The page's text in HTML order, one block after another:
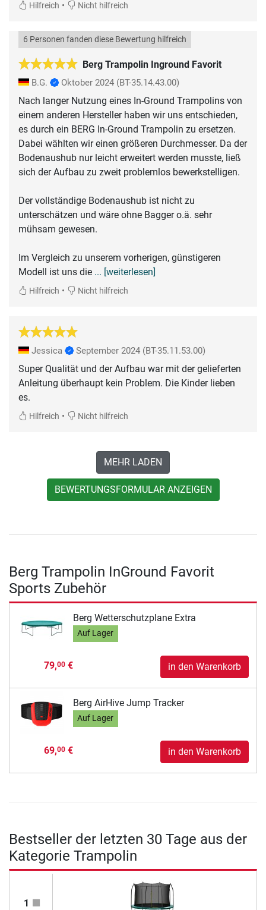
Hilfreich • Nicht hilfreich
Berg Trampolin Inground Favorit
6 Personen fanden diese Bewertung hilfreich
B.G. Oktober 2024 (BT-35.14.43.00)
Nach langer Nutzung eines In-Ground Trampolins von
einem anderen Hersteller haben wir uns entschieden,
es durch ein BERG In-Ground Trampolin zu ersetzen.
Dabei wählten wir einen größeren Durchmesser. Da der
Bodenaushub nur leicht erweitert werden musste, ließ
sich der Aufbau zu zweit problemlos bewerkstelligen.
Der vollständige Bodenaushub ist nicht zu
unterschätzen und wäre ohne Bagger o.ä. sehr
mühsam gewesen.
Im Vergleich zu unserem vorherigen, günstigeren
Modell ist uns die ... [weiterlesen]
Hilfreich • Nicht hilfreich
Jessica September 2024 (BT-35.11.53.00)
Super Qualität und der Aufbau war mit der gelieferten
Anleitung überhaupt kein Problem. Die Kinder lieben
es.
Hilfreich • Nicht hilfreich
MEHR LADEN
BEWERTUNGSFORMULAR ANZEIGEN
Berg Trampolin InGround Favorit
Sports Zubehör
Berg Wetterschutzplane Extra
Auf Lager
79,00€ in den Warenkorb
Berg AirHive Jump Tracker
Auf Lager
69,00€ in den Warenkorb
Bestseller der letzten 30 Tage aus der
Kategorie Trampolin
1